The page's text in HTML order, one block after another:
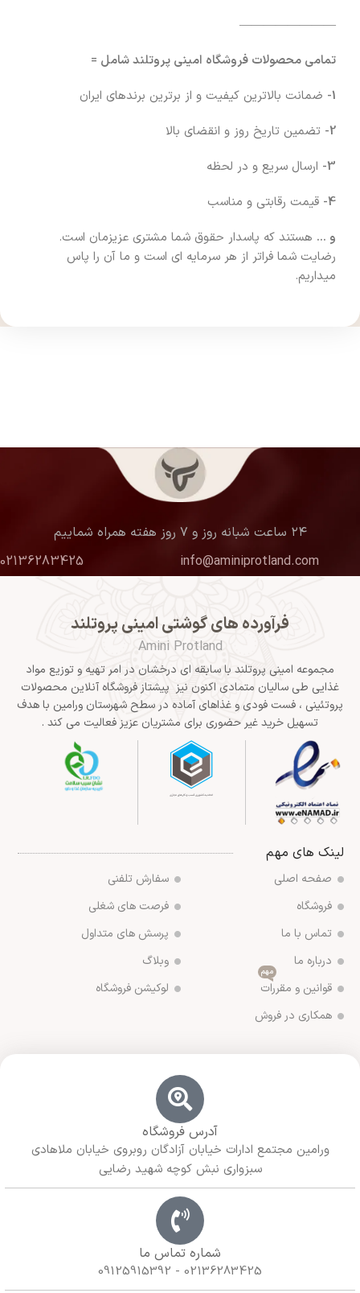
————————
تمامی محصولات فروشگاه امینی پروتلند شامل =
1- ضمانت بالاترین کیفیت و از برترین برندهای ایران
2- تضمین تاریخ روز و انقضای بالا
3- ارسال سریع و در لحظه
4- قیمت رقابتی و مناسب
و … هستند که پاسدار حقوق شما مشتری عزیزمان است.
رضایت شما فراتر از هر سرمایه ای است و ما آن را پاس
میداریم.
۲۴ ساعت شبانه روز و ۷ روز هفته همراه شماییم
info@aminiprotland.com
02136283425
فرآورده های گوشتی امینی پروتلند
Amini Protland
مجموعه امینی پروتلند با سابقه ای درخشان در امر تهیه و توزیع مواد
غذایی طی سالیان متمادی اکنون نیز پیشتاز فروشگاه آنلاین محصولات
پروتئینی ، فست فودی و غذاهای آماده در سطح شهرستان ورامین با هدف
تسهیل خرید غیر حضوری برای مشتریان عزیز فعالیت می کند .
لینک های مهم
صفحه اصلی
فروشگاه
تماس با ما
درباره ما
قوانین و مقررات
مهم
همکاری در فروش
سفارش تلفنی
فرصت های شغلی
پرسش های متداول
وبلاگ
لوکیشن فروشگاه
آدرس فروشگاه
ورامین مجتمع ادارات خیابان آزادگان روبروی خیابان ملاهادی
سبزواری نبش کوچه شهید رضایی
شماره تماس ما
02136283425 - 09125915392